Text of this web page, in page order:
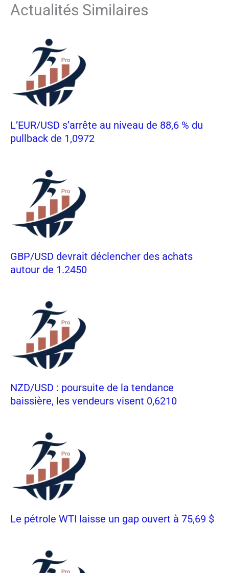
Actualités Similaires
L’EUR/USD s’arrête au niveau de 88,6 % du
pullback de 1,0972
GBP/USD devrait déclencher des achats
autour de 1.2450
NZD/USD : poursuite de la tendance
baissière, les vendeurs visent 0,6210
Le pétrole WTI laisse un gap ouvert à 75,69 $